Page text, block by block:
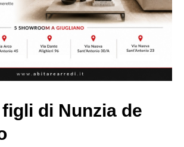
di Nunzia de